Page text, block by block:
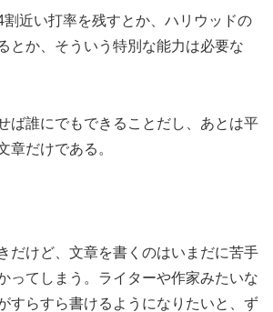
近い打率を残すとか、ハリウッドの
とか、そういう特別な能力は必要な
ば誰にでもできることだし、あとは平
章だけである。
だけど、文章を書くのはいまだに苦手
ってしまう。ライターや作家みたいな
すらすら書けるようになりたいと、ず